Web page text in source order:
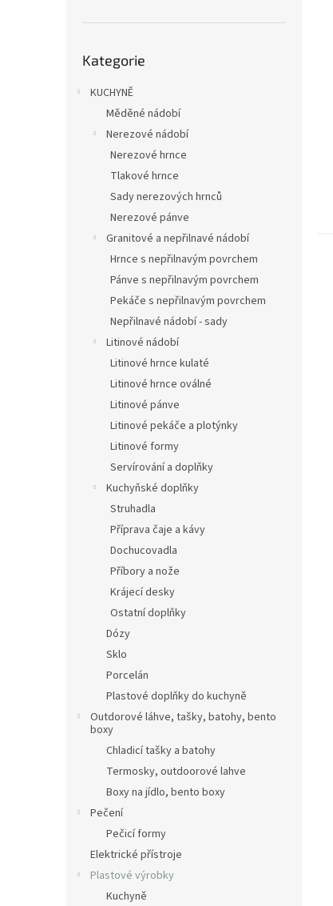
kategorie
Kategorie
KUCHYNĚ
Měděné nádobí
Nerezové nádobí
Nerezové hrnce
Tlakové hrnce
Sady nerezových hrnců
Nerezové pánve
Granitové a nepřilnavé nádobí
Hrnce s nepřilnavým povrchem
Pánve s nepřilnavým povrchem
Pekáče s nepřilnavým povrchem
Nepřilnavé nádobí - sady
Litinové nádobí
Litinové hrnce kulaté
Litinové hrnce oválné
Litinové pánve
Litinové pekáče a plotýnky
Litinové formy
Servírování a doplňky
Kuchyňské doplňky
Struhadla
Příprava čaje a kávy
Dochucovadla
Příbory a nože
Krájecí desky
Ostatní doplňky
Dózy
Sklo
Porcelán
Plastové doplňky do kuchyně
Outdorové láhve, tašky, batohy, bento
boxy
Chladicí tašky a batohy
Termosky, outdoorové lahve
Boxy na jídlo, bento boxy
Pečení
Pečicí formy
Elektrické přístroje
Plastové výrobky
Kuchyně